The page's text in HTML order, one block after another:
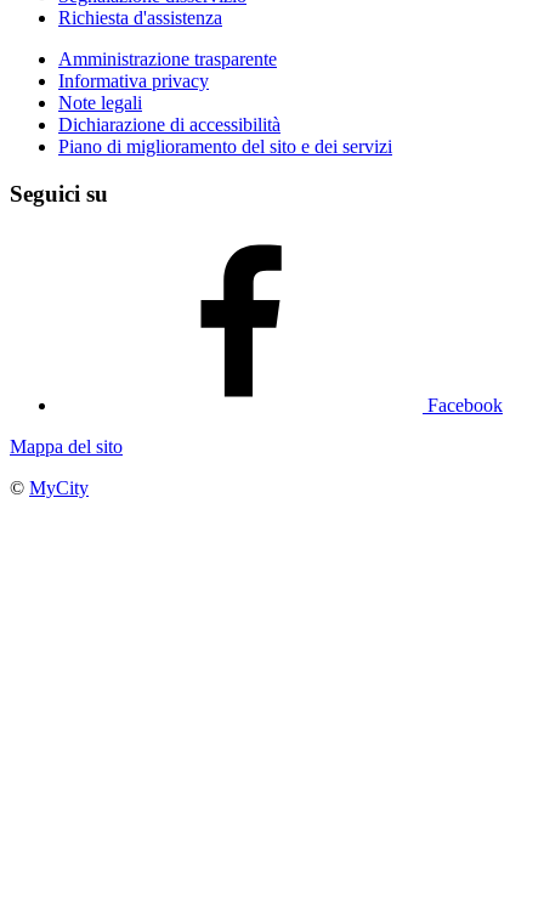
Richiesta d'assistenza
Amministrazione trasparente
Informativa privacy
Note legali
Dichiarazione di accessibilità
Piano di miglioramento del sito e dei servizi
Seguici su
Facebook
Mappa del sito
© MyCity